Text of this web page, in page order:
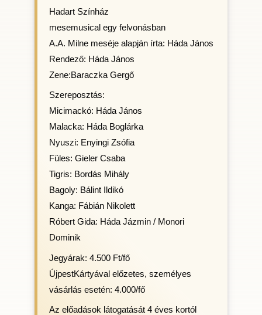
Hadart Színház
mesemusical egy felvonásban
A.A. Milne meséje alapján írta: Háda János
Rendező: Háda János
Zene:Baraczka Gergő
Szereposztás:
Micimackó: Háda János
Malacka: Háda Boglárka
Nyuszi: Enyingi Zsófia
Füles: Gieler Csaba
Tigris: Bordás Mihály
Bagoly: Bálint Ildikó
Kanga: Fábián Nikolett
Róbert Gida: Háda Jázmin / Monori
Dominik
Jegyárak: 4.500 Ft/fő
ÚjpestKártyával előzetes, személyes
vásárlás esetén: 4.000/fő
Az előadások látogatását 4 éves kortól